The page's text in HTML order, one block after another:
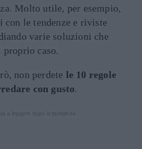
Molto utile, per esempio,
con le tendenze e riviste
varie soluzioni che
proprio caso.
non perdete le 10 regole
con gusto.